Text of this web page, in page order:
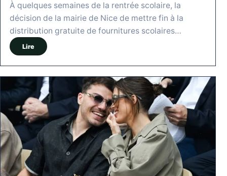
À quelques semaines de la rentrée scolaire, la
décision de la mairie de Nice de mettre fin à la
distribution gratuite de fournitures scolaires…
Lire